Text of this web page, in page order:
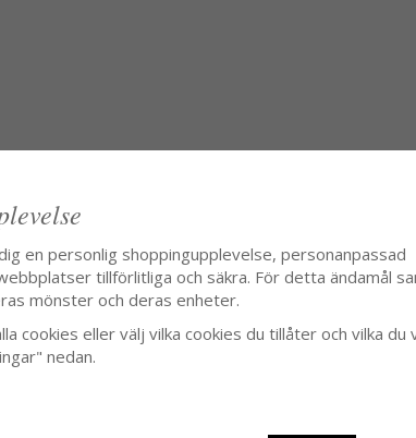
en personlig shoppingupplevelse, personanpassad
tillförlitliga och säkra. För detta ändamål
mönster och deras enheter.
cookies eller välj vilka cookies du tillåter och vilka du
nedan.